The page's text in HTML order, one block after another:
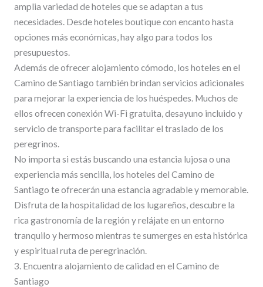
amplia variedad de hoteles que se adaptan a tus
necesidades. Desde hoteles boutique con encanto hasta
opciones más económicas, hay algo para todos los
presupuestos.
Además de ofrecer alojamiento cómodo, los hoteles en el
Camino de Santiago también brindan servicios adicionales
para mejorar la experiencia de los huéspedes. Muchos de
ellos ofrecen conexión Wi-Fi gratuita, desayuno incluido y
servicio de transporte para facilitar el traslado de los
peregrinos.
No importa si estás buscando una estancia lujosa o una
experiencia más sencilla, los hoteles del Camino de
Santiago te ofrecerán una estancia agradable y memorable.
Disfruta de la hospitalidad de los lugareños, descubre la
rica gastronomía de la región y relájate en un entorno
tranquilo y hermoso mientras te sumerges en esta histórica
y espiritual ruta de peregrinación.
3. Encuentra alojamiento de calidad en el Camino de
Santiago